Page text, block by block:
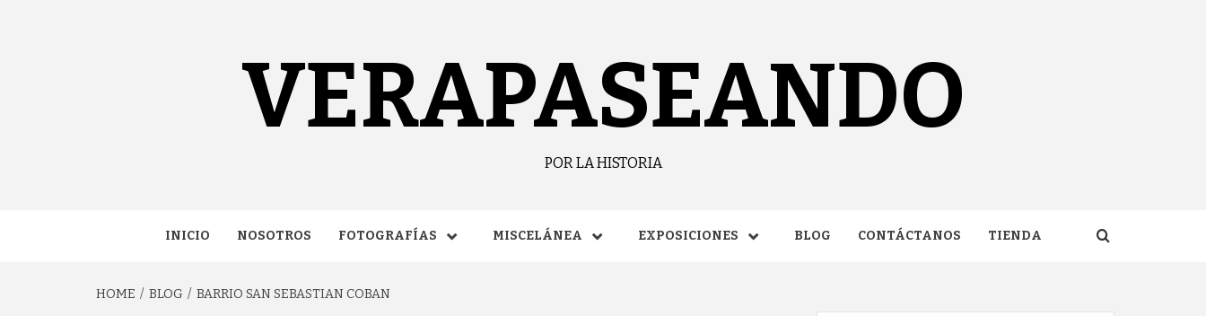
VERAPASEANDO
POR LA HISTORIA
INICIO NOSOTROS FOTOGRAFÍAS MISCELÁNEA EXPOSICIONES BLOG CONTÁCTANOS TIENDA
HOME BLOG BARRIO SAN SEBASTIAN COBAN